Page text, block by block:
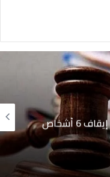
إشاعة حريق سجن المسعدين: ‬إيقاف 6 أشخاص